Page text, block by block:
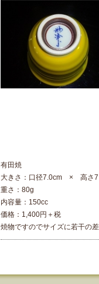
有田焼
大きさ：口径7.0cm × 高さ
重さ：80g
内容量：150cc
価格：1,400円＋税
焼物ですのでサイズに若干の